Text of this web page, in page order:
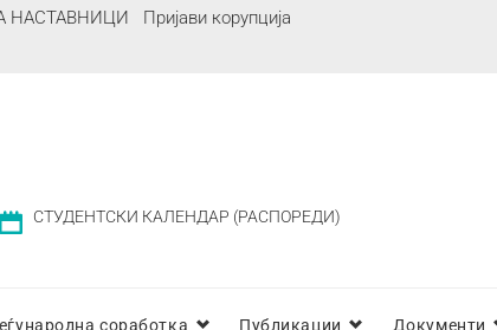
НАСТАВНИЦИ Пријави корупција
СТУДЕНТСКИ КАЛЕНДАР (РАСПОРЕДИ)
соработка Публикации Документи